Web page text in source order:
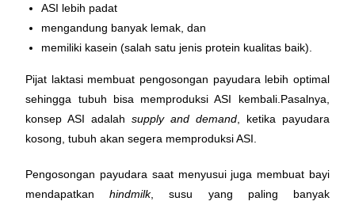
ASI lebih padat
mengandung banyak lemak, dan
memiliki kasein (salah satu jenis protein kualitas baik).
Pijat laktasi membuat pengosongan payudara lebih optimal
sehingga tubuh bisa memproduksi ASI kembali.Pasalnya,
konsep ASI adalahsupply and demand, ketika payudara
kosong, tubuh akan segera memproduksi ASI.
Pengosongan payudara saat menyusui juga membuat bayi
mendapatkanhindmilk, susu yang paling banyak